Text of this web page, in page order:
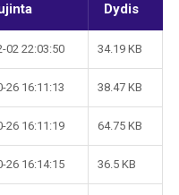
Dydis
02 22:03:50 34.19 KB
26 16:11:13 38.47 KB
26 16:11:19 64.75 KB
26 16:14:15 36.5 KB